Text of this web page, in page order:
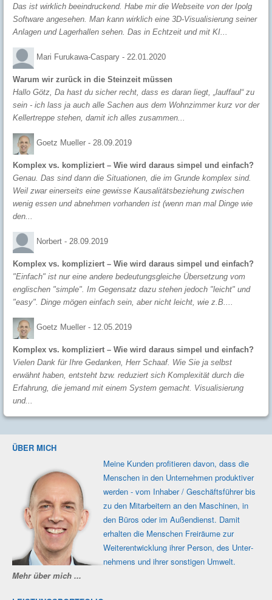
Das ist wirklich beeindruckend. Habe mir die Webseite von der Ipolg
Software angesehen. Man kann wirklich eine 3D-Visualisierung seiner
Anlagen und Lagerhallen sehen. Das in Echtzeit und mit KI...
Mari Furukawa-Caspary - 22.01.2020
Warum wir zurück in die Steinzeit müssen
Hallo Götz, Da hast du sicher recht, dass es daran liegt, „lauffaul“ zu
sein - ich lass ja auch alle Sachen aus dem Wohnzimmer kurz vor der
Kellertreppe stehen, damit ich alles zusammen...
Goetz Mueller - 28.09.2019
Komplex vs. kompliziert – Wie wird daraus simpel und einfach?
Genau. Das sind dann die Situationen, die im Grunde komplex sind.
Weil zwar einerseits eine gewisse Kausalitätsbeziehung zwischen
wenig essen und abnehmen vorhanden ist (wenn man mal Dinge wie
den...
Norbert - 28.09.2019
Komplex vs. kompliziert – Wie wird daraus simpel und einfach?
"Einfach" ist nur eine andere bedeutungsgleiche Übersetzung vom
englischen "simple". Im Gegensatz dazu stehen jedoch "leicht" und
"easy". Dinge mögen einfach sein, aber nicht leicht, wie z.B....
Goetz Mueller - 12.05.2019
Komplex vs. kompliziert – Wie wird daraus simpel und einfach?
Vielen Dank für Ihre Gedanken, Herr Schaaf. Wie Sie ja selbst
erwähnt haben, entsteht bzw. reduziert sich Komplexität durch die
Erfahrung, die jemand mit einem System gemacht. Visualisierung
und...
ÜBER MICH
Meine Kunden profi­tieren davon, dass die
Men­schen in den Unter­nehmen produk­tiver
werden - vom Inhaber / Geschäfts­führer bis
zu den Mit­ar­beitern an den Maschi­nen, in
den Büros oder im Außen­dienst. Damit
erhalten die Men­schen Frei­räume zur
Weiter­ent­wicklung ihrer Person, des Unter­
nehmens und ihrer sons­tigen Umwelt.
Mehr über mich ...